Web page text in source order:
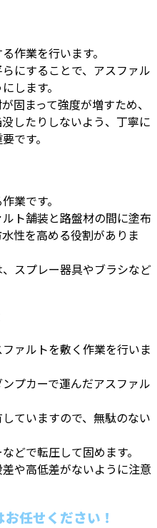
作業を行います。
にすることで、アスファル
します。
固まって強度が増すため、
したりしないよう、丁寧に
です。
業です。
ト舗装と路盤材の間に塗布
性を高める役割がありま
スプレー器具やブラシなど
ァルトを敷く作業を行いま
プカーで運んだアスファル
ていますので、無駄のない
どで転圧して固めます。
や高低差がないように注意
任せください！